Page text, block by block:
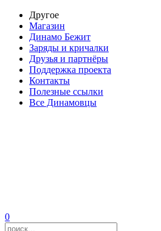
Другое
Магазин
Динамо Бежит
Заряды и кричалки
Друзья и партнёры
Поддержка проекта
Контакты
Полезные ссылки
Все Динамовцы
0